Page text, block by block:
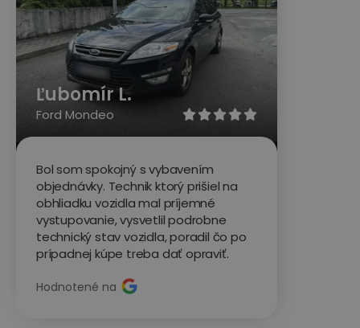
    
Ľubomír L.
Ford Mondeo
Bol som spokojný s vybavením
objednávky. Technik ktorý prišiel na
obhliadku vozidla mal príjemné
vystupovanie, vysvetlil podrobne
technický stav vozidla, poradil čo po
prípadnej kúpe treba dať opraviť.
Hodnotené na